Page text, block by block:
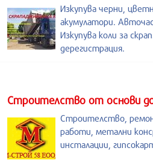
Изкупува черни,
акумулатори.
Изкупува коли за
дерегистрация.
Строителство от основи
Строителство,
работи, метални
инсталации,